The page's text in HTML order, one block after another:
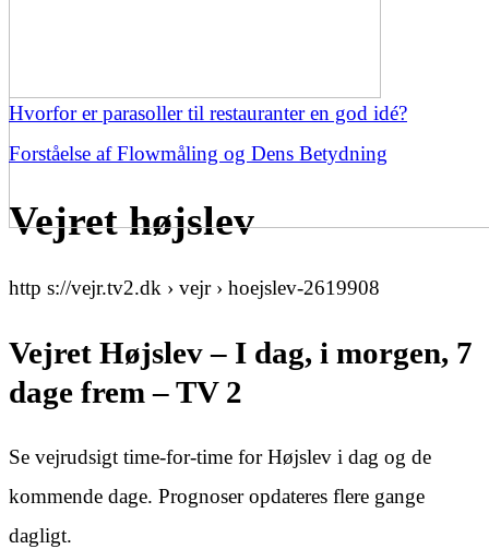
Hvorfor er parasoller til restauranter en god idé?
Forståelse af Flowmåling og Dens Betydning
Vejret højslev
http s://vejr.tv2.dk › vejr › hoejslev-2619908
Vejret Højslev – I dag, i morgen, 7
dage frem – TV 2
Se vejrudsigt time-for-time for Højslev i dag og de
kommende dage. Prognoser opdateres flere gange
dagligt.